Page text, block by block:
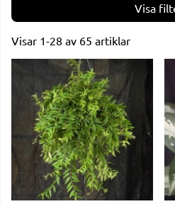
Filtrera
Visar 1-28 av 65 artiklar
Produkter